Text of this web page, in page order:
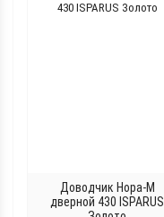
Доводчик Нора-М
дверной 430 ISPARUS